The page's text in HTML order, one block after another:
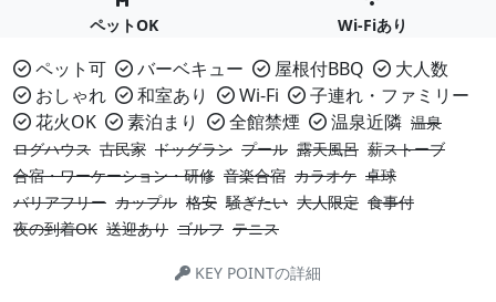
ペットOK Wi-Fiあり
ペット可 バーベキュー 屋根付BBQ
大人数
おしゃれ
和室あり Wi-Fi
子連れ・ファミリー
花火OK
素泊まり 全館禁煙 温泉近隣 温泉
ログハウス 古民家 ドッグラン プール 露天風呂 薪ストーブ
合宿・ワーケーション・研修 音楽合宿 カラオケ 卓球
バリアフリー カップル 格安 騒ぎたい 大人限定 食事付
夜の到着OK 送迎あり ゴルフ テニス
KEY POINTの詳細